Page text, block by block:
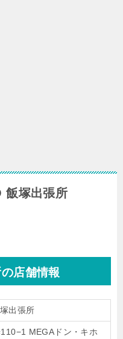
飯塚出張所
店舗情報
出張所
MEGAドン・キホ